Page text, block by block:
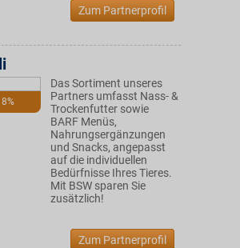
Zum Partnerprofil
Das Sortiment unseres
Partners umfasst Nass- &
Trockenfutter sowie
BARF Menüs,
Nahrungsergänzungen
und Snacks, angepasst
auf die individuellen
Bedürfnisse Ihres Tieres.
Mit BSW sparen Sie
zusätzlich!
Zum Partnerprofil